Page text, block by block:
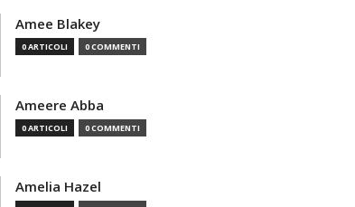
Amee Blakey
0 ARTICOLI 0 COMMENTI
Ameere Abba
0 ARTICOLI 0 COMMENTI
Amelia Hazel